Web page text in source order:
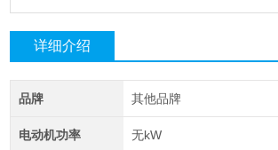
详细介绍
品牌 其他品牌
电动机功率 无kW